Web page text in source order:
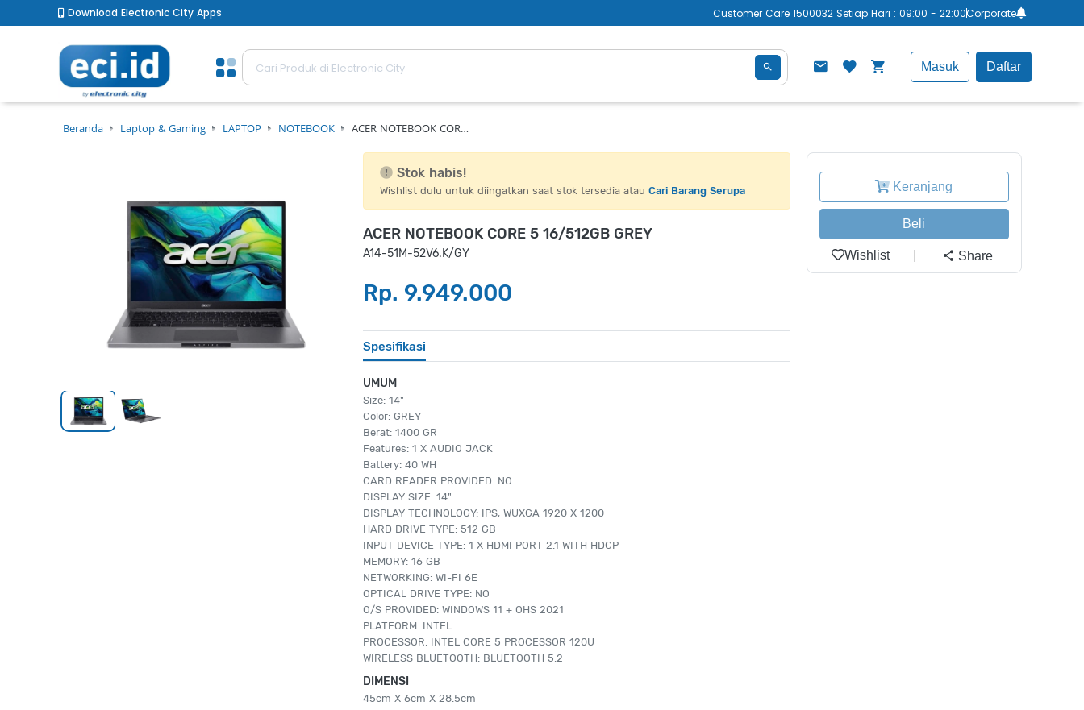
Download Electronic City Apps Customer Care 1500032 Setiap Hari : 09:00 - 22:00Corporate
Masuk Daftar
Beranda Laptop & Gaming LAPTOP NOTEBOOK ACER NOTEBOOK COR…
Stok habis!
Wishlist dulu untuk diingatkan saat stok tersedia atauCari Barang Serupa
ACER NOTEBOOK CORE 5 16/512GB GREY
A14-51M-52V6.K/GY
Rp. 9.949.000
Spesifikasi
UMUM
Size: 14"
Color: GREY
Berat: 1400 GR
Features: 1 X AUDIO JACK
Battery: 40 WH
CARD READER PROVIDED: NO
DISPLAY SIZE: 14"
DISPLAY TECHNOLOGY: IPS, WUXGA 1920 X 1200
HARD DRIVE TYPE: 512 GB
INPUT DEVICE TYPE: 1 X HDMI PORT 2.1 WITH HDCP
MEMORY: 16 GB
NETWORKING: WI-FI 6E
OPTICAL DRIVE TYPE: NO
O/S PROVIDED: WINDOWS 11 + OHS 2021
PLATFORM: INTEL
PROCESSOR: INTEL CORE 5 PROCESSOR 120U
WIRELESS BLUETOOTH: BLUETOOTH 5.2
DIMENSI
45cm X 6cm X 28.5cm
Keranjang
Beli
Wishlist Share